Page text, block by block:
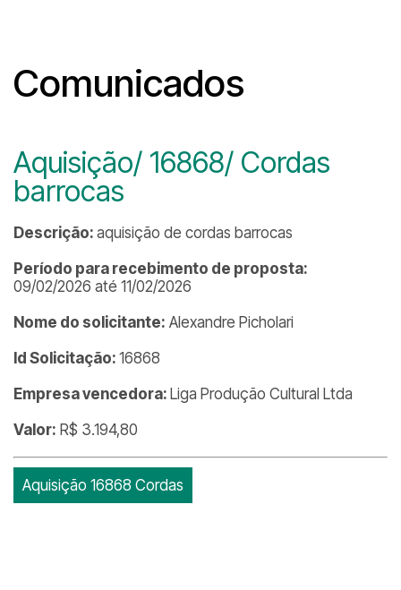
Comunicados
Aquisição/ 16868/ Cordas
barrocas
Descrição: aquisição de cordas barrocas
Período para recebimento de proposta:
09/02/2026 até 11/02/2026
Nome do solicitante: Alexandre Picholari
Id Solicitação: 16868
Empresa vencedora: Liga Produção Cultural Ltda
Valor: R$ 3.194,80
Aquisição 16868 Cordas